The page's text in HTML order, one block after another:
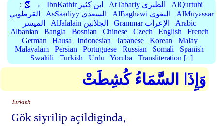
: 📗 → IbnKathir ابن كثير AtTabariy الطبري
AlQurtubi
القرطوبي
AsSaadiyy السعدي AlBaghawi البغوي
AlMuyassar
الميسر
AlJalalain الجلالين Grammar الإعراب
Arabic
Albanian
Bangla Bosnian Chinese Czech English
French
German
Hausa Indonesian Japanese Korean
Malay
Malayalam
Persian Portuguese Russian Somali
Spanish
Swahili
Turkish Urdu Yoruba Transliteration [+]
وَإِذَا السَّمَاءُ كُشِطَتْ
Turkish
Gök siyrilip açildiginda,